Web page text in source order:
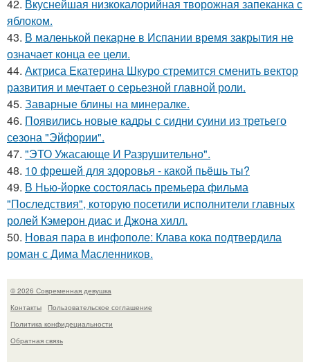
42. Вкуснейшая низкокалорийная творожная запеканка с
яблоком.
43. В маленькой пекарне в Испании время закрытия не
означает конца ее цели.
44. Актриса Екатерина Шкуро стремится сменить вектор
развития и мечтает о серьезной главной роли.
45. Заварные блины на минералке.
46. Появились новые кадры с сидни суини из третьего
сезона "Эйфории".
47. "ЭТО Ужасающе И Разрушительно".
48. 10 фрешей для здоровья - какой пьёшь ты?
49. В Нью-йорке состоялась премьера фильма
"Последствия", которую посетили исполнители главных
ролей Кэмерон диас и Джона хилл.
50. Новая пара в инфополе: Клава кока подтвердила
роман с Дима Масленников.
© 2026 Современная девушка
Контакты
Пользовательское соглашение
Политика конфидециальности
Обратная связь